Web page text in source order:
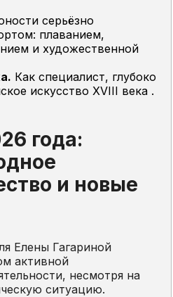
серьёзно
плаванием,
и художественной
Как специалист, глубоко
искусство XVIII века .
года:
и новые
Елены Гагариной
активной
несмотря на
ситуацию.